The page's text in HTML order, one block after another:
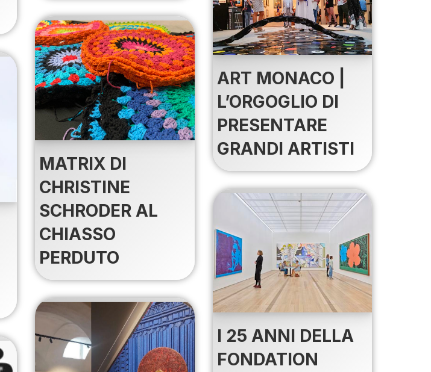
ART MONACO |
L’ORGOGLIO DI
PRESENTARE
GRANDI ARTISTI
MATRIX DI
CHRISTINE
SCHRODER AL
CHIASSO
PERDUTO
I 25 ANNI DELLA
FONDATION